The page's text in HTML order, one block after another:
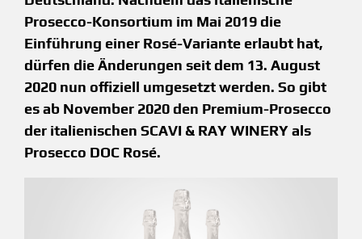
Prosecco-Konsortium im Mai 2019 die
Einführung einer Rosé-Variante erlaubt hat,
dürfen die Änderungen seit dem 13. August
2020 nun offiziell umgesetzt werden. So gibt
es ab November 2020 den Premium-Prosecco
der italienischen SCAVI & RAY WINERY als
Prosecco DOC Rosé.